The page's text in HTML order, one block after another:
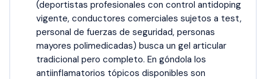
(deportistas profesionales con control antidoping
vigente, conductores comerciales sujetos a test,
personal de fuerzas de seguridad, personas
mayores polimedicadas) busca un gel articular
tradicional pero completo. En góndola los
antiinflamatorios tópicos disponibles son